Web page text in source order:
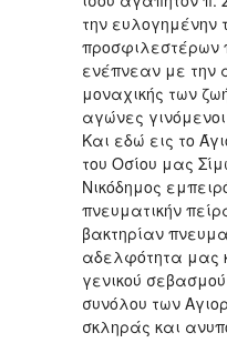
την ευλογημένην
προσφιλεστέρων
ενέπνεαν με την
μοναχικής των
αγώνες
Και εδώ εις το
του Οσίου μας
Νικόδημος
πνευματικήν
βακτηρίαν
αδελφότητα μας
γενικού
συνόλου των
σκληράς και